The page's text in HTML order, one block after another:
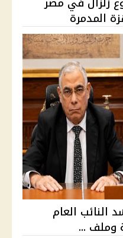
المدمرة
الـ4% تناشد النائب العام
وملف ...